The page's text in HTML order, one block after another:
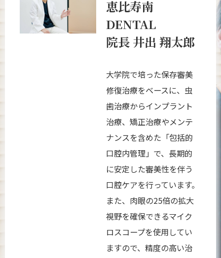
恵比寿南
DENTAL
院長 井出 翔太郎
大学院で培った保存審美
修復治療をベースに、虫
歯治療からインプラント
治療、矯正治療やメンテ
ナンスを含めた「包括的
口腔内管理」で、長期的
に安定した審美性を伴う
口腔ケアを行っています。
また、肉眼の25倍の拡大
視野を確保できるマイク
ロスコープを使用してい
ますので、精度の高い治